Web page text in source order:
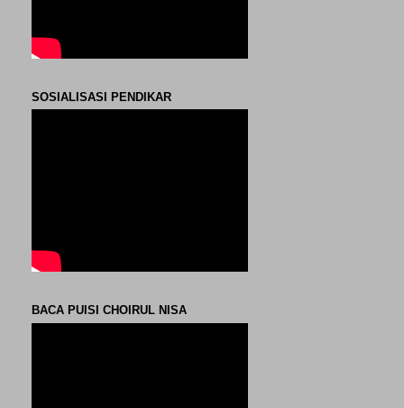
SOSIALISASI PENDIKAR
BACA PUISI CHOIRUL NISA